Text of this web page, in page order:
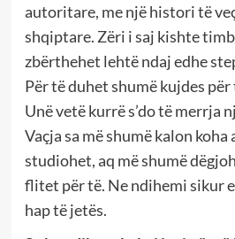
autoritare, me një histori të
shqiptare. Zëri i saj kishte
zbërthehet lehtë ndaj edhe
Për të duhet shumë kujdes për
Unë vetë kurrë s’do të merrja
Vaçja sa më shumë kalon koha
studiohet, aq më shumë
flitet për të. Ne ndihemi sikur
hap të jetës.